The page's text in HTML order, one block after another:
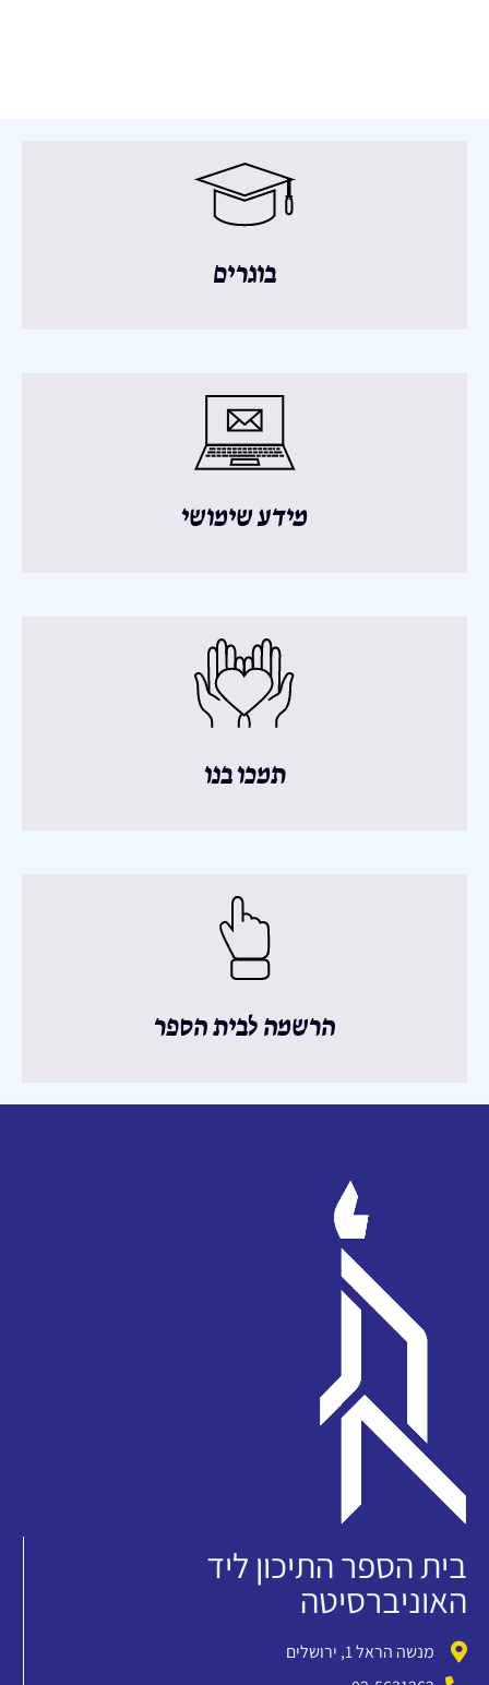
בוגרים
מידע שימושי
תמכו בנו
הרשמה לבית הספר
בית הספר התיכון ליד
האוניברסיטה
מנשה הראל 1, ירושלים